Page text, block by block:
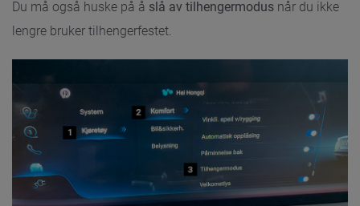
Du må også huske på å slå av tilhengermodus når du ikke
lengre bruker tilhengerfestet.